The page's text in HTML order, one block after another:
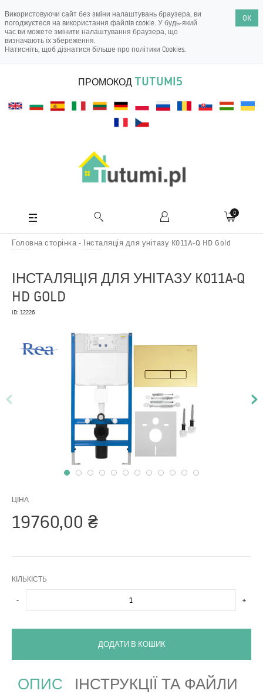
Використовуючи сайт без зміни налаштувань браузера, ви
погоджуєтеся на використання файлів cookie. У будь-який
час ви можете змінити налаштування браузера, що
визначають їх збереження.
Натисніть, щоб дізнатися більше про політики Cookies.
OK
ПРОМОКОД TUTUMI5
0
Головна сторінка Інсталяція для унітазу K011A-Q HD Gold
ІНСТАЛЯЦІЯ ДЛЯ УНІТАЗУ K011A-Q
HD GOLD
ID: 12226
ЦІНА
19760,00 ₴
КІЛЬКІСТЬ
- +
ДОДАТИ В КОШИК
ОПИС
ІНСТРУКЦІЇ ТА ФАЙЛИ